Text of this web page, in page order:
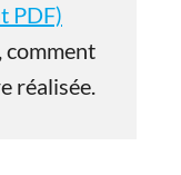
PDF)
comment
réalisée.